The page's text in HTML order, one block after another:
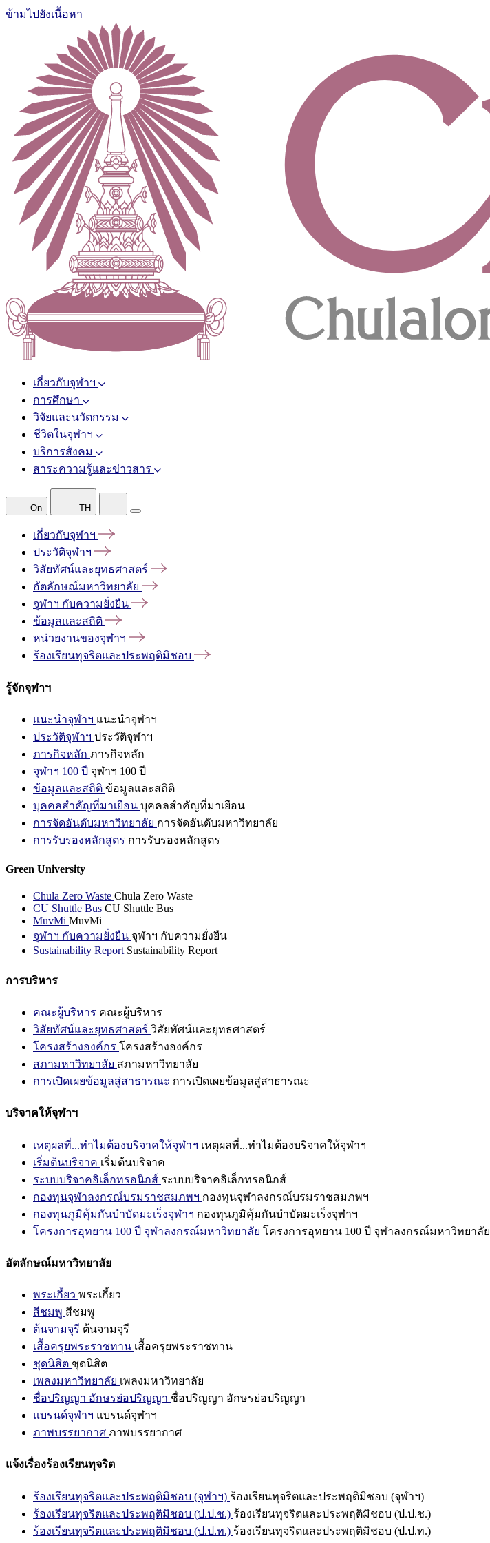
ข้ามไปยังเนื้อหา
เกี่ยวกับจุฬาฯ
การศึกษา
วิจัยและนวัตกรรม
ชีวิตในจุฬาฯ
บริการสังคม
สาระความรู้และข่าวสาร
On TH
เกี่ยวกับจุฬาฯ
ประวัติจุฬาฯ
วิสัยทัศน์และยุทธศาสตร์
อัตลักษณ์มหาวิทยาลัย
จุฬาฯ กับความยั่งยืน
ข้อมูลและสถิติ
หน่วยงานของจุฬาฯ
ร้องเรียนทุจริตและประพฤติมิชอบ
รู้จักจุฬาฯ
แนะนำจุฬาฯ แนะนำจุฬาฯ
ประวัติจุฬาฯ ประวัติจุฬาฯ
ภารกิจหลัก ภารกิจหลัก
จุฬาฯ 100 ปี จุฬาฯ 100 ปี
ข้อมูลและสถิติ ข้อมูลและสถิติ
บุคคลสำคัญที่มาเยือน บุคคลสำคัญที่มาเยือน
การจัดอันดับมหาวิทยาลัย การจัดอันดับมหาวิทยาลัย
การรับรองหลักสูตร การรับรองหลักสูตร
Green University
Chula Zero Waste Chula Zero Waste
CU Shuttle Bus CU Shuttle Bus
MuvMi MuvMi
จุฬาฯ กับความยั่งยืน จุฬาฯ กับความยั่งยืน
Sustainability Report Sustainability Report
การบริหาร
คณะผู้บริหาร คณะผู้บริหาร
วิสัยทัศน์และยุทธศาสตร์ วิสัยทัศน์และยุทธศาสตร์
โครงสร้างองค์กร โครงสร้างองค์กร
สภามหาวิทยาลัย สภามหาวิทยาลัย
การเปิดเผยข้อมูลสู่สาธารณะ การเปิดเผยข้อมูลสู่สาธารณะ
บริจาคให้จุฬาฯ
เหตุผลที่...ทำไมต้องบริจาคให้จุฬาฯ เหตุผลที่...ทำไมต้องบริจาคให้จุฬาฯ
เริ่มต้นบริจาค เริ่มต้นบริจาค
ระบบบริจาคอิเล็กทรอนิกส์ ระบบบริจาคอิเล็กทรอนิกส์
กองทุนจุฬาลงกรณ์บรมราชสมภพฯ กองทุนจุฬาลงกรณ์บรมราชสมภพฯ
กองทุนภูมิคุ้มกันบำบัดมะเร็งจุฬาฯ กองทุนภูมิคุ้มกันบำบัดมะเร็งจุฬาฯ
โครงการอุทยาน 100 ปี จุฬาลงกรณ์มหาวิทยาลัย โครงการอุทยาน 100 ปี จุฬาลงกรณ์มหาวิทยาลัย
อัตลักษณ์มหาวิทยาลัย
พระเกี้ยว พระเกี้ยว
สีชมพู สีชมพู
ต้นจามจุรี ต้นจามจุรี
เสื้อครุยพระราชทาน เสื้อครุยพระราชทาน
ชุดนิสิต ชุดนิสิต
เพลงมหาวิทยาลัย เพลงมหาวิทยาลัย
ชื่อปริญญา อักษรย่อปริญญา ชื่อปริญญา อักษรย่อปริญญา
แบรนด์จุฬาฯ แบรนด์จุฬาฯ
ภาพบรรยากาศ ภาพบรรยากาศ
แจ้งเรื่องร้องเรียนทุจริต
ร้องเรียนทุจริตและประพฤติมิชอบ (จุฬาฯ) ร้องเรียนทุจริตและประพฤติมิชอบ (จุฬาฯ)
ร้องเรียนทุจริตและประพฤติมิชอบ (ป.ป.ช.) ร้องเรียนทุจริตและประพฤติมิชอบ (ป.ป.ช.)
ร้องเรียนทุจริตและประพฤติมิชอบ (ป.ป.ท.) ร้องเรียนทุจริตและประพฤติมิชอบ (ป.ป.ท.)